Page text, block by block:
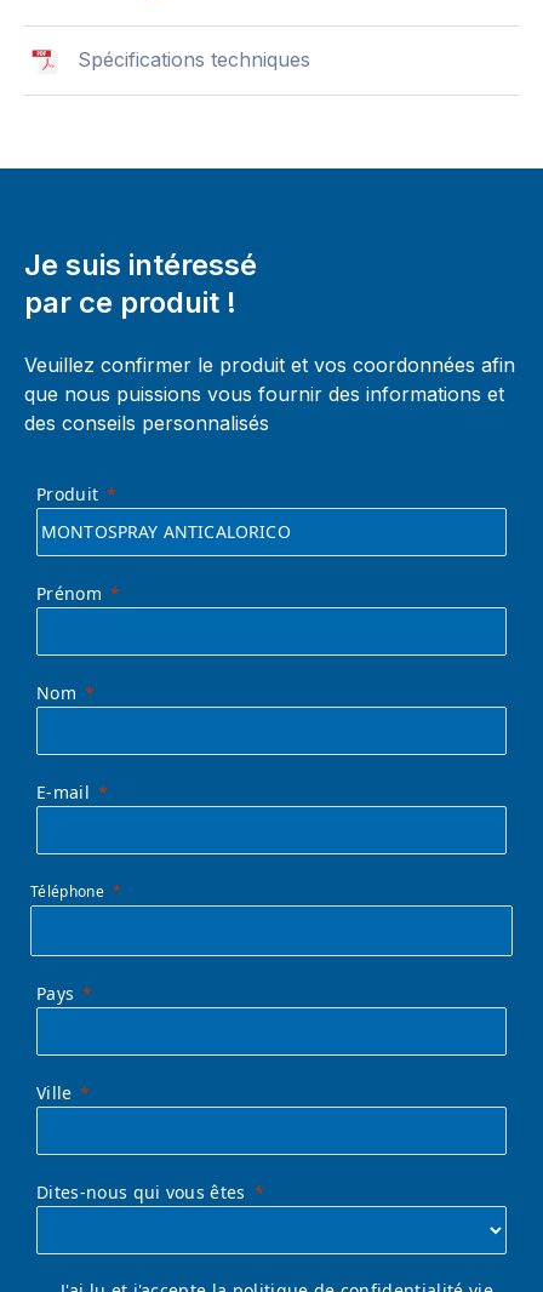
Spécifications techniques
Je suis intéressé
par ce produit !
Veuillez confirmer le produit et vos coordonnées afin
que nous puissions vous fournir des informations et
des conseils personnalisés
Produit
Prénom
Nom
E-mail
Téléphone
Pays
Ville
Dites-nous qui vous êtes